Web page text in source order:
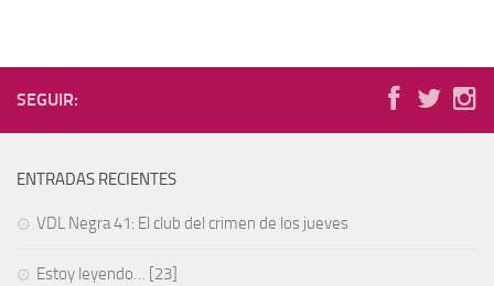
SEGUIR:
ENTRADAS RECIENTES
VDL Negra 41: El club del crimen de los jueves
Estoy leyendo… [23]